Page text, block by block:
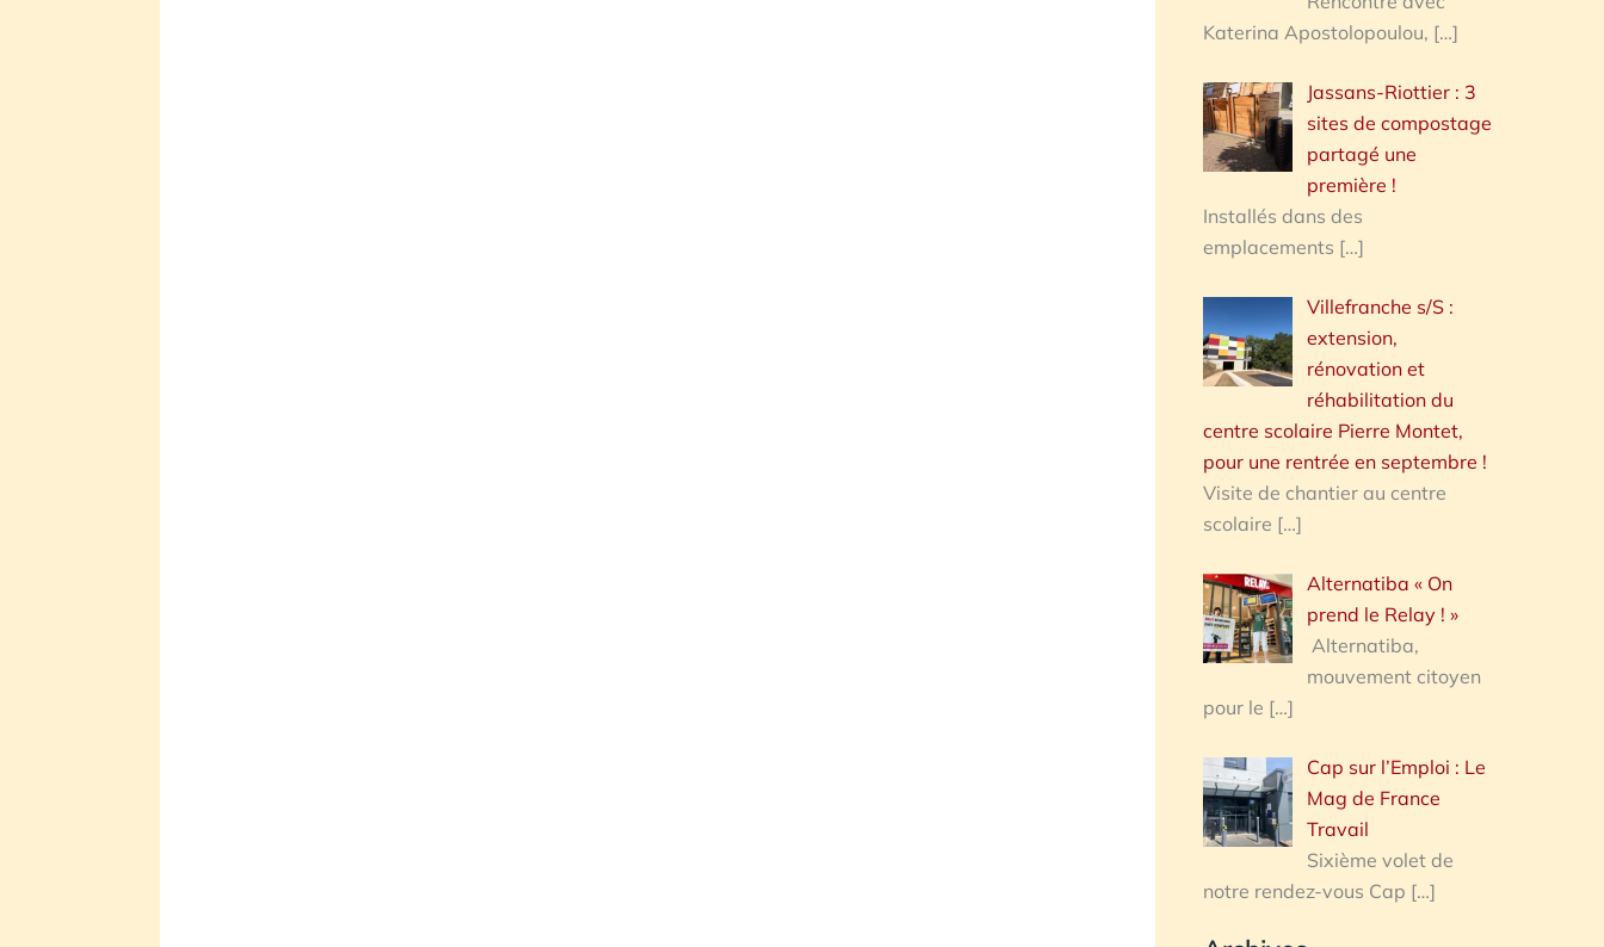
Katerina Apostolopoulou, […]
Jassans-Riottier : 3
sites de compostage
partagé une
première !
Installés dans des
emplacements […]
Villefranche s/S :
extension,
rénovation et
réhabilitation du
centre scolaire Pierre Montet,
pour une rentrée en septembre !
Visite de chantier au centre
scolaire […]
Alternatiba « On
prend le Relay ! »
Alternatiba,
mouvement citoyen
pour le […]
Cap sur l’Emploi : Le
Mag de France
Travail
Sixième volet de
notre rendez-vous Cap […]